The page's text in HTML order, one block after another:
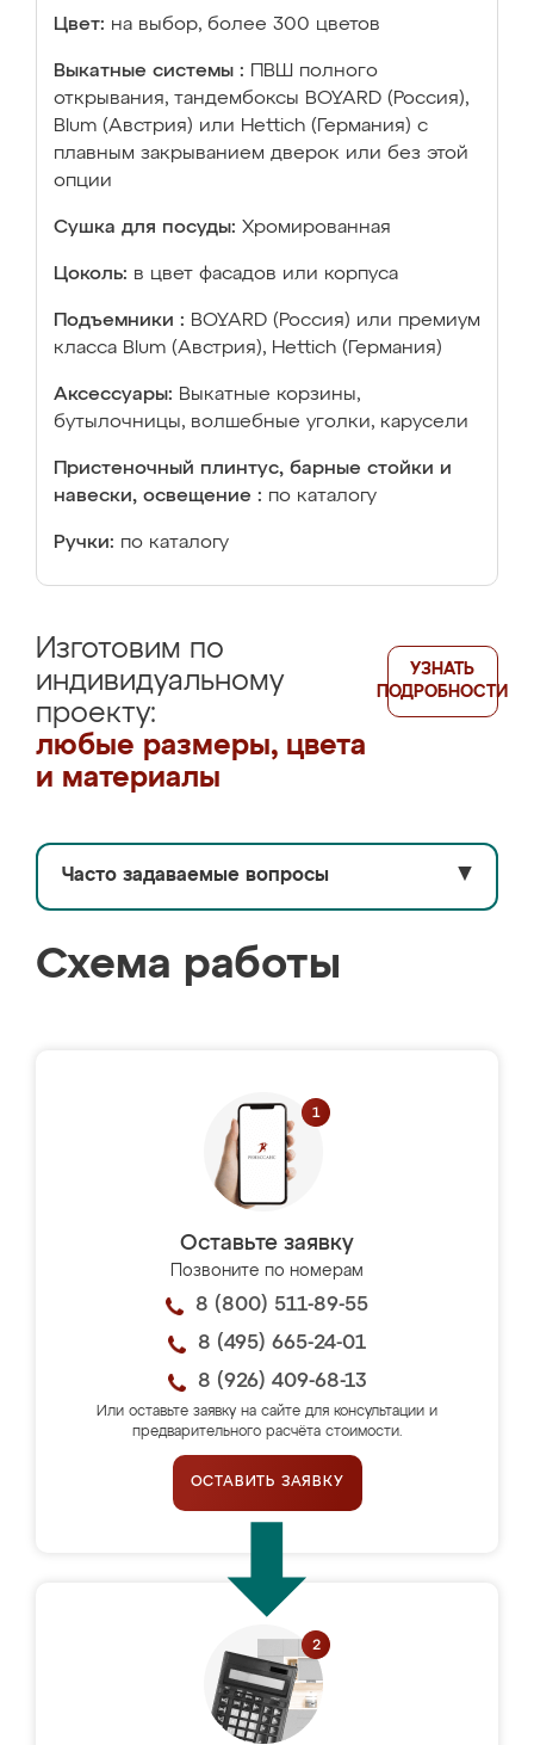
Цвет: на выбор, более 300 цветов
Выкатные системы :
ПВШ полного
открывания, тандембоксы BOYARD (Россия),
Blum (Австрия) или Hettich (Германия) с
плавным закрыванием дверок или без этой
опции
Сушка для посуды: Хромированная
Цоколь: в цвет фасадов или корпуса
Подъемники : BOYARD (Россия) или премиум
класса Blum (Австрия), Hettich (Германия)
Аксессуары: Выкатные корзины,
бутылочницы, волшебные уголки, карусели
Пристеночный плинтус, барные стойки и
навески, освещение : по каталогу
Ручки: по каталогу
Изготовим по
индивидуальному
проекту:
любые размеры, цвета
и материалы
УЗНАТЬ
ПОДРОБНОСТИ
Часто задаваемые вопросы ▼
Схема работы
Оставьте заявку
Позвоните по номерам
8 (800) 511-89-55
8 (495) 665-24-01
8 (926) 409-68-13
Или оставьте заявку на сайте для консультации и
предварительного расчёта стоимости.
ОСТАВИТЬ ЗАЯВКУ